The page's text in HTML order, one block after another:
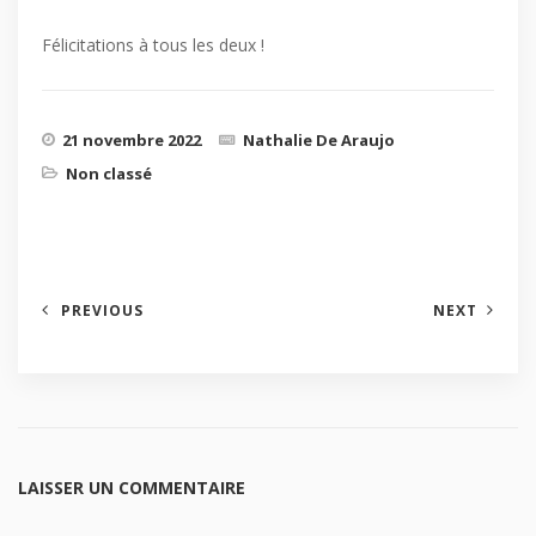
Félicitations à tous les deux !
21 novembre 2022
Nathalie De Araujo
Non classé
PREVIOUS NEXT
LAISSER UN COMMENTAIRE